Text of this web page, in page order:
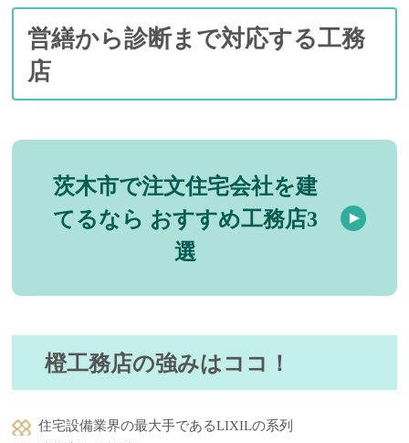
営繕から診断まで対応する工務
店
茨木市で注文住宅会社を建
てるなら おすすめ工務店3
選
橙工務店の強みはココ！
住宅設備業界の最大手であるLIXILの系列